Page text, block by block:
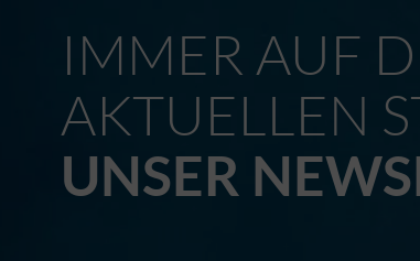
IMMER AUF
AKTUELLEN
UNSER